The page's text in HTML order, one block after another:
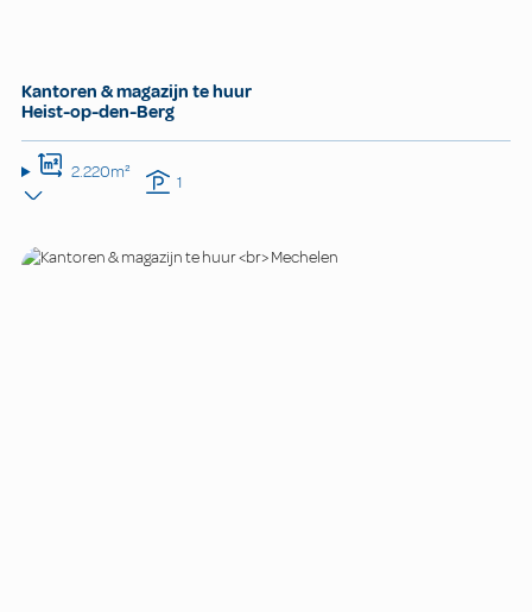
Kantoren & magazijn te huur
Heist-op-den-Berg
2.220m² 1